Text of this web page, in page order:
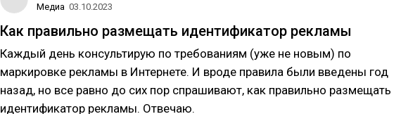
Медиа 03.10.2023
Как правильно размещать идентификатор рекламы
Каждый день консультирую по требованиям (уже не новым) по
маркировке рекламы в Интернете. И вроде правила были введены год
назад, но все равно до сих пор спрашивают, как правильно размещать
идентификатор рекламы. Отвечаю.